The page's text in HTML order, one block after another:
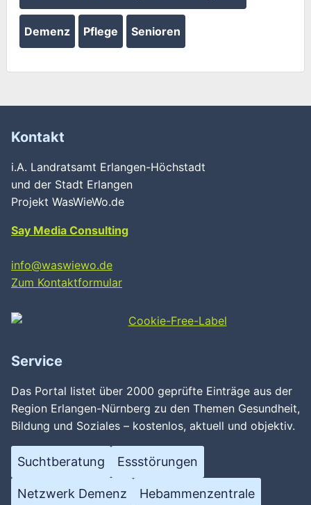
Demenz Pflege Senioren
Kontakt
i.A. Landratsamt Erlangen-Höchstadt
und der Stadt Erlangen
Projekt WasWieWo.de
Say Media Consulting
info@waswiewo.de
Zum Kontaktformular
Service
Das Portal listet über 2000 geprüfte Einträge aus der
Region Erlangen-Nürnberg zu den Themen Gesundheit,
Bildung und Soziales – kostenlos, aktuell und objektiv.
Suchtberatung Essstörungen
Netzwerk Demenz Hebammenzentrale